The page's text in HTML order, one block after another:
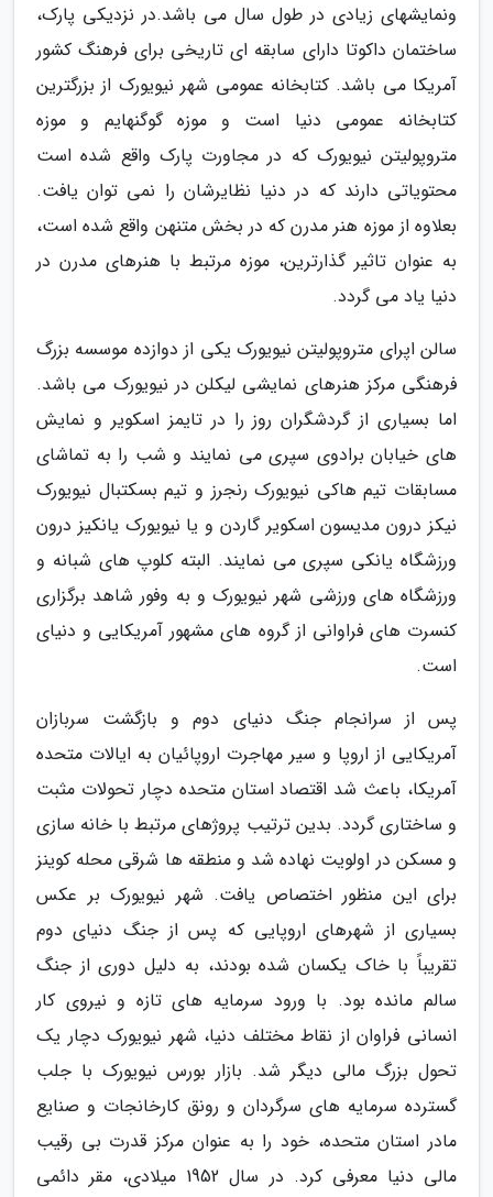
ونمایشهای زیادی در طول سال می باشد.در نزدیکی پارک،
ساختمان داکوتا دارای سابقه ای تاریخی برای فرهنگ کشور
آمریکا می باشد. کتابخانه عمومی شهر نیویورک از بزرگترین
کتابخانه عمومی دنیا است و موزه گوگنهایم و موزه
متروپولیتن نیویورک که در مجاورت پارک واقع شده است
محتویاتی دارند که در دنیا نظایرشان را نمی توان یافت.
بعلاوه از موزه هنر مدرن که در بخش متنهن واقع شده است،
به عنوان تاثیر گذارترین، موزه مرتبط با هنرهای مدرن در
دنیا یاد می گردد.
سالن اپرای متروپولیتن نیویورک یکی از دوازده موسسه بزرگ
فرهنگی مرکز هنرهای نمایشی لیکلن در نیویورک می باشد.
اما بسیاری از گردشگران روز را در تایمز اسکویر و نمایش
های خیابان برادوی سپری می نمایند و شب را به تماشای
مسابقات تیم هاکی نیویورک رنجرز و تیم بسکتبال نیویورک
نیکز درون مدیسون اسکویر گاردن و یا نیویورک یانکیز درون
ورزشگاه یانکی سپری می نمایند. البته کلوپ های شبانه و
ورزشگاه های ورزشی شهر نیویورک و به وفور شاهد برگزاری
کنسرت های فراوانی از گروه های مشهور آمریکایی و دنیای
است.
پس از سرانجام جنگ دنیای دوم و بازگشت سربازان
آمریکایی از اروپا و سیر مهاجرت اروپائیان به ایالات متحده
آمریکا، باعث شد اقتصاد استان متحده دچار تحولات مثبت
و ساختاری گردد. بدین ترتیب پروژهای مرتبط با خانه سازی
و مسکن در اولویت نهاده شد و منطقه ها شرقی محله کوینز
برای این منظور اختصاص یافت. شهر نیویورک بر عکس
بسیاری از شهرهای اروپایی که پس از جنگ دنیای دوم
تقریباً با خاک یکسان شده بودند، به دلیل دوری از جنگ
سالم مانده بود. با ورود سرمایه های تازه و نیروی کار
انسانی فراوان از نقاط مختلف دنیا، شهر نیویورک دچار یک
تحول بزرگ مالی دیگر شد. بازار بورس نیویورک با جلب
گسترده سرمایه های سرگردان و رونق کارخانجات و صنایع
مادر استان متحده، خود را به عنوان مرکز قدرت بی رقیب
مالی دنیا معرفی کرد. در سال 1952 میلادی، مقر دائمی